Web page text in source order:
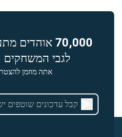
70,000 אוהדים
לגבי המשחקים
אתה מוזמן